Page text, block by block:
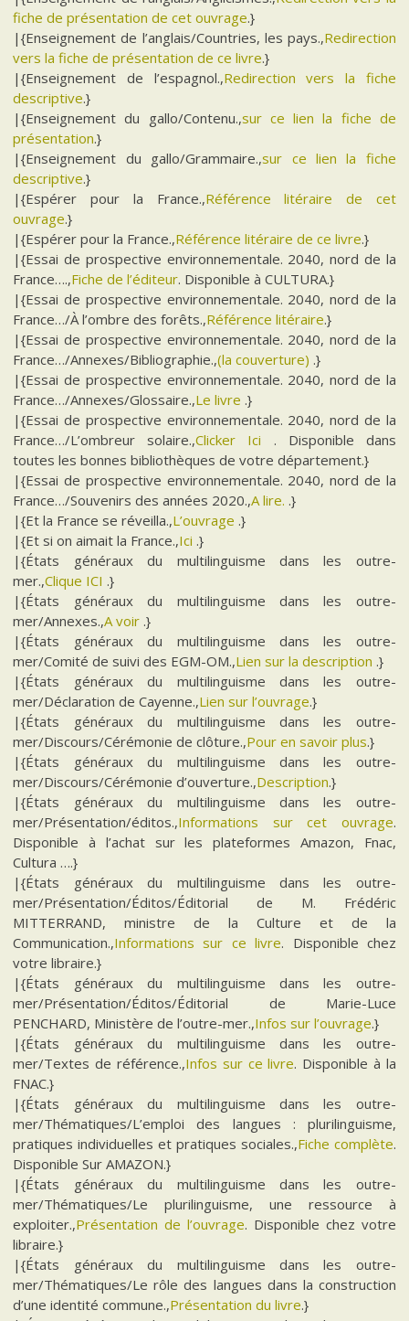
fiche de présentation de cet ouvrage.}
|{Enseignement de l’anglais/Countries, les pays.,Redirection
vers la fiche de présentation de ce livre.}
|{Enseignement de l’espagnol.,Redirection vers la fiche
descriptive.}
|{Enseignement du gallo/Contenu.,sur ce lien la fiche de
présentation.}
|{Enseignement du gallo/Grammaire.,sur ce lien la fiche
descriptive.}
|{Espérer pour la France.,Référence litéraire de cet
ouvrage.}
|{Espérer pour la France.,Référence litéraire de ce livre.}
|{Essai de prospective environnementale. 2040, nord de la
France….,Fiche de l’éditeur. Disponible à CULTURA.}
|{Essai de prospective environnementale. 2040, nord de la
France…/À l’ombre des forêts.,Référence litéraire.}
|{Essai de prospective environnementale. 2040, nord de la
France…/Annexes/Bibliographie.,(la couverture) .}
|{Essai de prospective environnementale. 2040, nord de la
France…/Annexes/Glossaire.,Le livre .}
|{Essai de prospective environnementale. 2040, nord de la
France…/L’ombreur solaire.,Clicker Ici . Disponible dans
toutes les bonnes bibliothèques de votre département.}
|{Essai de prospective environnementale. 2040, nord de la
France…/Souvenirs des années 2020.,A lire. .}
|{Et la France se réveilla.,L’ouvrage .}
|{Et si on aimait la France.,Ici .}
|{États généraux du multilinguisme dans les outre-
mer.,Clique ICI .}
|{États généraux du multilinguisme dans les outre-
mer/Annexes.,A voir .}
|{États généraux du multilinguisme dans les outre-
mer/Comité de suivi des EGM-OM.,Lien sur la description .}
|{États généraux du multilinguisme dans les outre-
mer/Déclaration de Cayenne.,Lien sur l’ouvrage.}
|{États généraux du multilinguisme dans les outre-
mer/Discours/Cérémonie de clôture.,Pour en savoir plus.}
|{États généraux du multilinguisme dans les outre-
mer/Discours/Cérémonie d’ouverture.,Description.}
|{États généraux du multilinguisme dans les outre-
mer/Présentation/éditos.,Informations sur cet ouvrage.
Disponible à l’achat sur les plateformes Amazon, Fnac,
Cultura ….}
|{États généraux du multilinguisme dans les outre-
mer/Présentation/Éditos/Éditorial de M. Frédéric
MITTERRAND, ministre de la Culture et de la
Communication.,Informations sur ce livre. Disponible chez
votre libraire.}
|{États généraux du multilinguisme dans les outre-
mer/Présentation/Éditos/Éditorial de Marie-Luce
PENCHARD, Ministère de l’outre-mer.,Infos sur l’ouvrage.}
|{États généraux du multilinguisme dans les outre-
mer/Textes de référence.,Infos sur ce livre. Disponible à la
FNAC.}
|{États généraux du multilinguisme dans les outre-
mer/Thématiques/L’emploi des langues : plurilinguisme,
pratiques individuelles et pratiques sociales.,Fiche complète.
Disponible Sur AMAZON.}
|{États généraux du multilinguisme dans les outre-
mer/Thématiques/Le plurilinguisme, une ressource à
exploiter.,Présentation de l’ouvrage. Disponible chez votre
libraire.}
|{États généraux du multilinguisme dans les outre-
mer/Thématiques/Le rôle des langues dans la construction
d’une identité commune.,Présentation du livre.}